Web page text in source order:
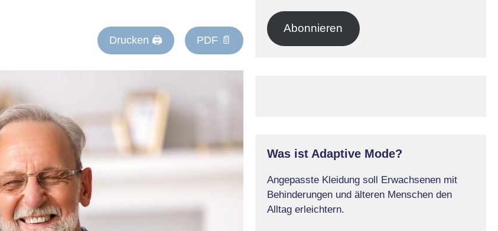
Drucken 🖨 PDF 📄
Adresse
Abonnieren
Was ist Adaptive Mode?
Angepasste Kleidung soll Erwachsenen mit
Behinderungen und älteren Menschen den
Alltag erleichtern.